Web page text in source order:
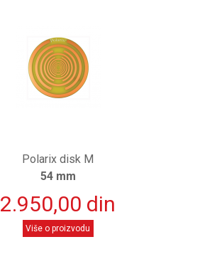
Polarix disk M
54 mm
2.950,00 din
Više o proizvodu